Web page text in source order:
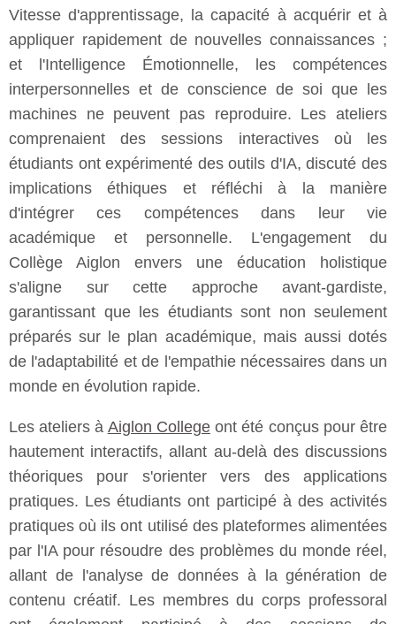
Vitesse d'apprentissage, la capacité à acquérir et à
appliquer rapidement de nouvelles connaissances ;
et l'Intelligence Émotionnelle, les compétences
interpersonnelles et de conscience de soi que les
machines ne peuvent pas reproduire. Les ateliers
comprenaient des sessions interactives où les
étudiants ont expérimenté des outils d'IA, discuté des
implications éthiques et réfléchi à la manière
d'intégrer ces compétences dans leur vie
académique et personnelle. L'engagement du
Collège Aiglon envers une éducation holistique
s'aligne sur cette approche avant-gardiste,
garantissant que les étudiants sont non seulement
préparés sur le plan académique, mais aussi dotés
de l'adaptabilité et de l'empathie nécessaires dans un
monde en évolution rapide.
Les ateliers à Aiglon Collegeont été conçus pour être
hautement interactifs, allant au-delà des discussions
théoriques pour s'orienter vers des applications
pratiques. Les étudiants ont participé à des activités
pratiques où ils ont utilisé des plateformes alimentées
par l'IA pour résoudre des problèmes du monde réel,
allant de l'analyse de données à la génération de
contenu créatif. Les membres du corps professoral